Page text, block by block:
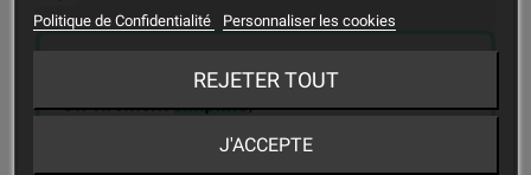
Politique de Confidentialité Personnaliser les cookies
REJETER TOUT
J'ACCEPTE